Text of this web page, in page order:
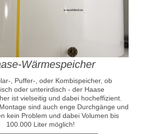
Wärmespeicher
, Puffer-, oder Kombispeicher, ob
oder unterirdisch - der Haase
ist vielseitig und dabei hocheffizient.
sind auch enge Durchgänge und
kein Problem und dabei Volumen bis
100.000 Liter möglich!